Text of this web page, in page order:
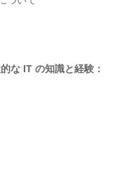
な IT の知識と経験：